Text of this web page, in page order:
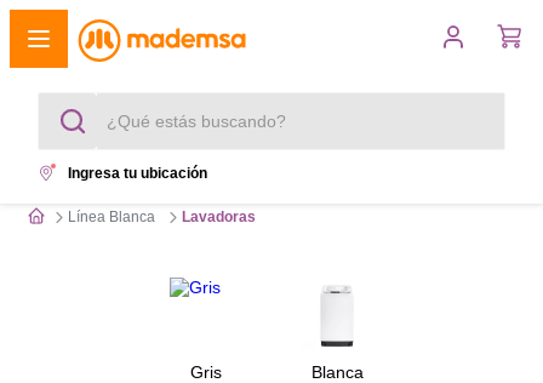
¿Qué estás buscando?
Ingresa tu ubicación
Línea Blanca Lavadoras
Gris Blanca